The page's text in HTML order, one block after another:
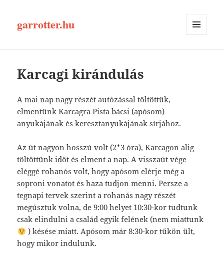
garrotter.hu
Karcagi kirándulás
A mai nap nagy részét autózással töltöttük,
elmentünk Karcagra Pista bácsi (apósom)
anyukájának és keresztanyukájának sírjához.
Az út nagyon hosszú volt (2*3 óra), Karcagon alig
töltöttünk időt és elment a nap. A visszaút vége
eléggé rohanós volt, hogy apósom elérje még a
soproni vonatot és haza tudjon menni. Persze a
tegnapi tervek szerint a rohanás nagy részét
megúsztuk volna, de 9:00 helyet 10:30-kor tudtunk
csak elindulni a család egyik felének (nem miattunk
) késése miatt. Apósom már 8:30-kor tűkön ült,
hogy mikor indulunk.